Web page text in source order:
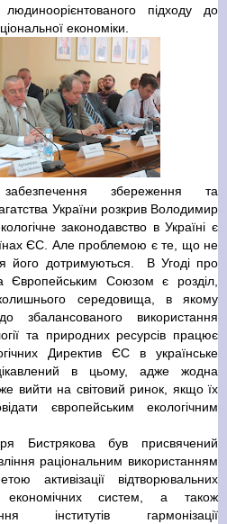
підходу до
економіки.
збереження та
України розкрив Володимир
законодавство в Україні є
ЄС. Але проблемою є те, що не
його дотримуються. В Угоді про
Європейським Союзом є розділ,
середовища, в якому
збалансованого використання
та природних ресурсів працює
Директив ЄС в українське
в цьому, адже жодна
вийти на світовий ринок, якщо їх
європейським екологічним
Бистрякова був присвячений
раціональним використанням
активізації відтворювальних
економічних систем, а також
інститутів гармонізації